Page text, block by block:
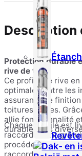
Description
Protection durable
rive de toit
Ce profilé de rive
optimale contre les
assurant une
toitures plates.
allie fonctionnalité
durable sous
Chaque profilé est
raccordement
procéder